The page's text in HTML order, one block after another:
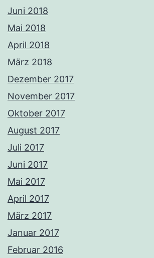
Juni 2018
Mai 2018
April 2018
März 2018
Dezember 2017
November 2017
Oktober 2017
August 2017
Juli 2017
Juni 2017
Mai 2017
April 2017
März 2017
Januar 2017
Februar 2016